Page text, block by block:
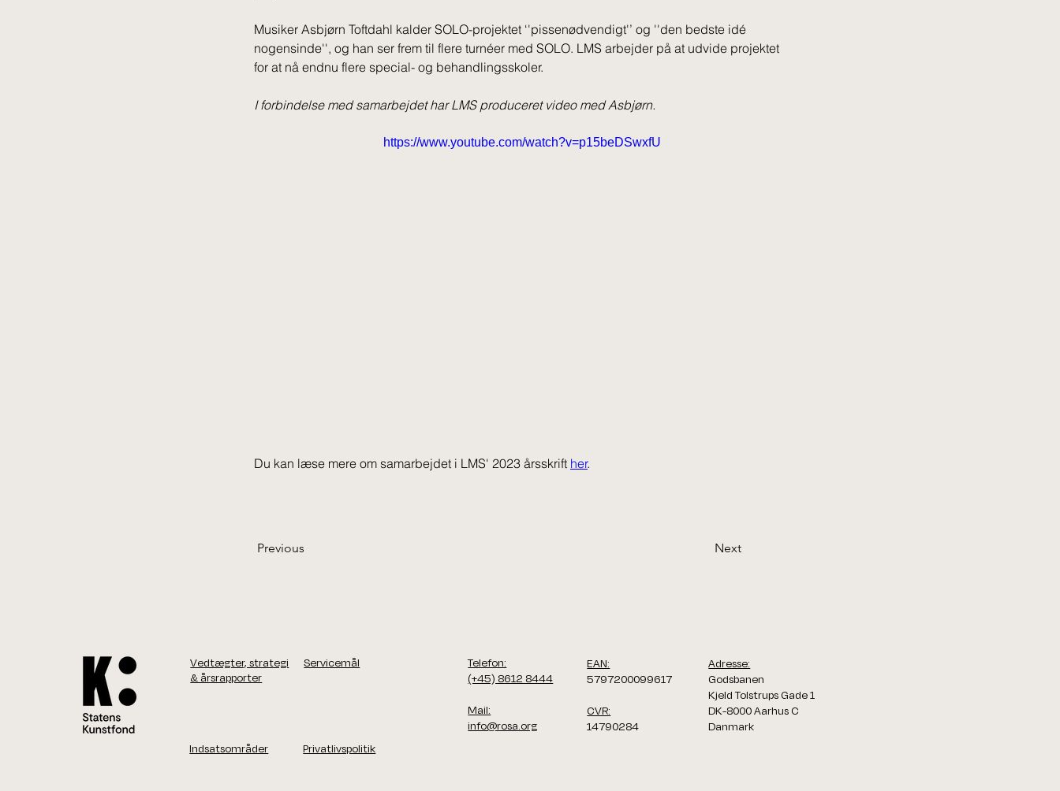
Musiker Asbjørn Toftdahl kalder SOLO-projektet ‘'pissenødvendigt'’ og ''den bedste idé
nogensinde'', og han ser frem til flere turnéer med SOLO. LMS arbejder på at udvide projektet
for at nå endnu flere special- og behandlingsskoler.
I forbindelse med samarbejdet har LMS produceret video med Asbjørn.
https://www.youtube.com/watch?v=p15beDSwxfU
Du kan læse mere om samarbejdet i LMS' 2023 årsskrift her.
Previous Next
Vedtægter, strategi
& årsrapporter
Servicemål
Indsatsområder Privatlivspolitik
Telefon:
(+45) 8612 8444
Mail:
info@rosa.org
EAN:
5797200099617
CVR:
14790284
Adresse:
Godsbanen
Kjeld Tolstrups Gade 1
DK-8000 Aarhus C
Danmark